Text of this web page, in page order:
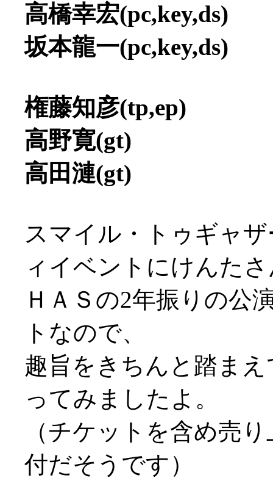
高橋幸宏(pc,key,ds)
坂本龍一(pc,key,ds)
権藤知彦(tp,ep)
高野寛(gt)
高田漣(gt)
スマイル・トゥギャ
ィイベントにけんた
ＨＡＳの2年振りの公
トなので、
趣旨をきちんと踏ま
ってみましたよ。
（チケットを含め売
付だそうです）